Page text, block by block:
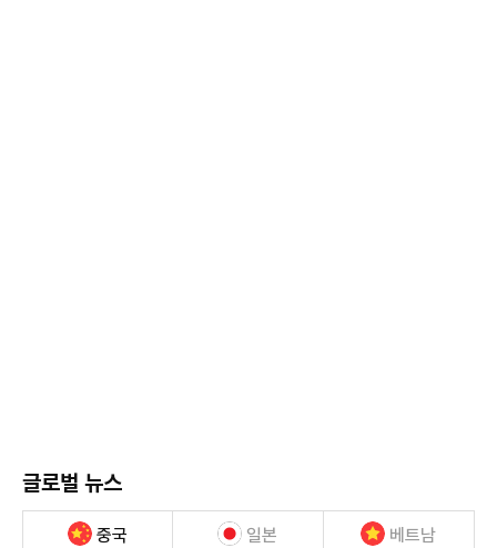
글로벌 뉴스
중국 일본 베트남